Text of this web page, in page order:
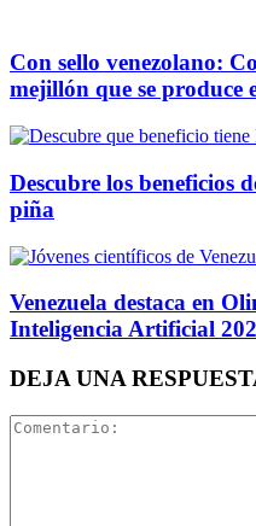
Con sello venezolano:
mejillón que se produce
Descubre los beneficios
piña
Venezuela destaca en
Inteligencia Artificial
DEJA UNA